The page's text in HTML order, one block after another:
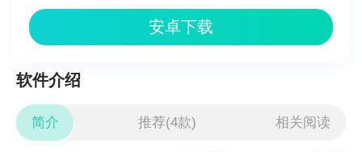
安卓下载
软件介绍
简介 推荐(4款) 相关阅读